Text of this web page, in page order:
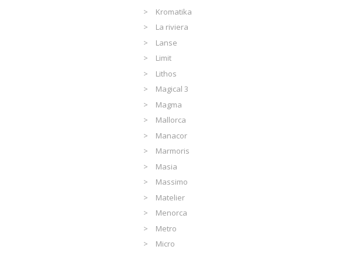
Kromatika
La riviera
Lanse
Limit
Lithos
Magical 3
Magma
Mallorca
Manacor
Marmoris
Masia
Massimo
Matelier
Menorca
Metro
Micro